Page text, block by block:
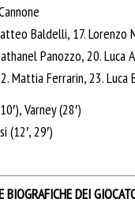
Baldelli, 17. Lorenzo
Panozzo, 20. Luca
Mattia Ferrarin, 23. Luca
Varney (28′)
(12′, 29′)
BIOGRAFICHE DEI